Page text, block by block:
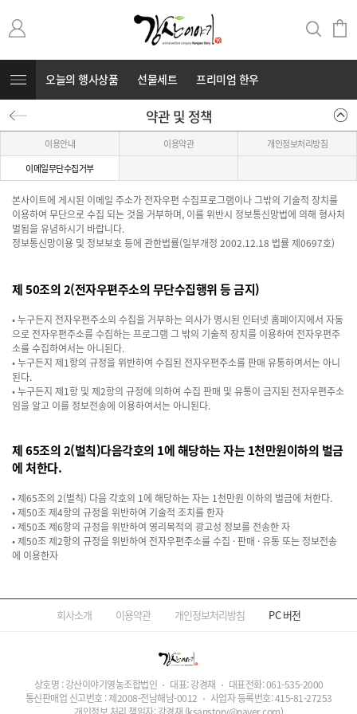
오늘의 행사상품 선물세트 프리미엄 한우
커뮤니티 ⭐부캐⭐
약관 및 정책
이용안내 이용약관
개인정보처리방침
이메일무단수집거부
본사이트에 게시된 이메일 주소가 전자우편 수집프로그램이나 그밖의 기술적 장치를
이용하여 무단으로 수집 되는 것을 거부하며, 이를 위반시 정보통신망법에 의해 형사처
벌됨을 유념하시기 바랍니다.
정보통신망이용 및 정보보호 등에 관한법률(일부개정 2002.12.18 법률 제0697호)
제 50조의 2(전자우편주소의 무단수집행위 등 금지)
• 누구든지 전자우편주소의 수집을 거부하는 의사가 명시된 인터넷 홈페이지에서 자동
으로 전자우편주소를 수집하는 프로그램 그 밖의 기술적 장치를 이용하여 전자우편주
소를 수집하여서는 아니된다.
• 누구든지 제1항의 규정을 위반하여 수집된 전자우편주소를 판매 유통하여서는 아니
된다.
• 누구든지 제1항 및 제2항의 규정에 의하여 수집 판매 및 유통이 금지된 전자우편주소
임을 알고 이를 정보전송에 이용하여서는 아니된다.
제 65조의 2(벌칙)다음각호의 1에 해당하는 자는 1천만원이하의 벌금
에 처한다.
• 제65조의 2(벌칙) 다음 각호의 1에 해당하는 자는 1천만원 이하의 벌금에 처한다.
• 제50조 제4항의 규정을 위반하여 기술적 조치를 한자
• 제50조 제6항의 규정을 위반하여 영리목적의 광고성 정보를 전송한 자
• 제50조 제2항의 규정을 위반하여 전자우편주소를 수집 · 판매 · 유통 또는 정보전송
에 이용한자​
회사소개 이용약관 개인정보처리방침 PC버전
상호명 : 강산이야기영농조합법인 대표: 강경채 대표전화:061-535-2000
통신판매업 신고번호 : 제2008-전남해남-0012
사업자 등록번호:415-81-27253